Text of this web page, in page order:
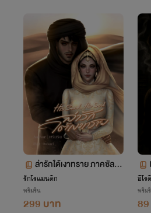
ล่ารักใต้เงาทราย ภาคซัลมา
นและขอบฟ้า
รักโรแมนติก
พริมริน
299 บาท
อีโร
พริม